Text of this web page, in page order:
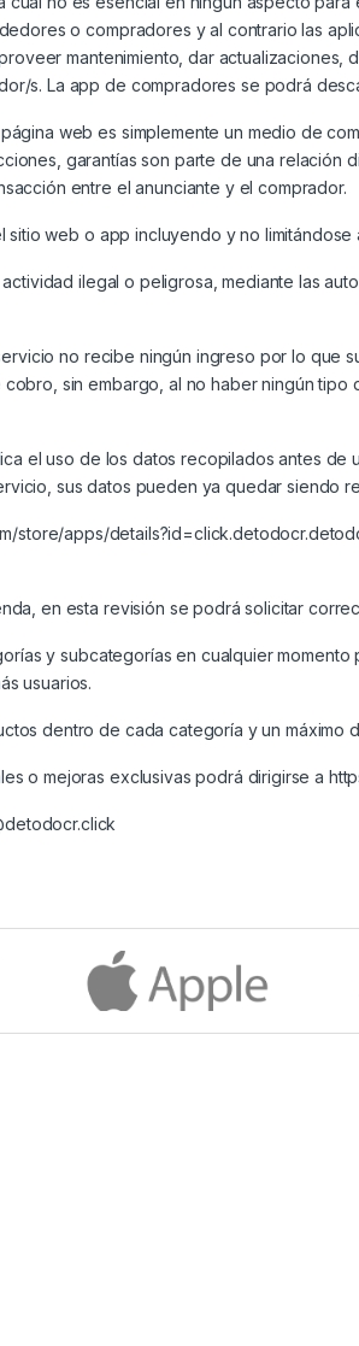
o compradores y al contrario las
mantenimiento, dar actualizaciones,
s. La app de compradores se podrá
web es simplemente un medio de
garantías son parte de una
entre el anunciante y el comprador.
web o app incluyendo y no limitándose
ilegal o peligrosa, mediante las
no recibe ningún ingreso por lo que
sin embargo, al no haber ningún
el uso de los datos recopilados antes de
sus datos pueden ya quedar siendo
store/apps/
en esta revisión se podrá solicitar
y subcategorías en cualquier
usuarios.
dentro de cada categoría y un máximo
o mejoras exclusivas podrá dirigirse a